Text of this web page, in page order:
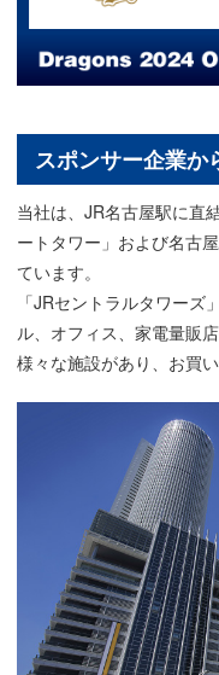
スポンサー企業か
当社は、JR名古屋駅に直
ートタワー」および名古
ています。
「JRセントラルタワー
ル、オフィス、家電量販
様々な施設があり、お買